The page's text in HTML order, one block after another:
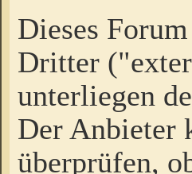
Dieses
Dritter
unterliegen
Der Anbieter
überprüfen,